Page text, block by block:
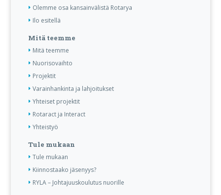
Olemme osa kansainvälistä Rotarya
Ilo esitellä
Mitä teemme
Mitä teemme
Nuorisovaihto
Projektit
Varainhankinta ja lahjoitukset
Yhteiset projektit
Rotaract ja Interact
Yhteistyö
Tule mukaan
Tule mukaan
Kiinnostaako jäsenyys?
RYLA – Johtajuuskoulutus nuorille